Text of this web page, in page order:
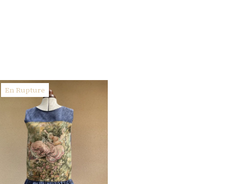
En Rupture